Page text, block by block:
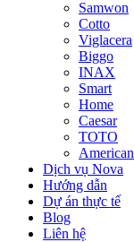
Samwon
Cotto
Viglacera
Biggo
INAX
Smart
Home
Caesar
TOTO
American
Dịch vụ Nova
Hướng dẫn
Dự án thực tế
Blog
Liên hệ